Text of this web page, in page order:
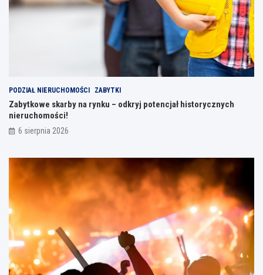
PODZIAŁ NIERUCHOMOŚCI ZABYTKI
Zabytkowe skarby na rynku – odkryj potencjał historycznych
nieruchomości!
6 sierpnia 2026